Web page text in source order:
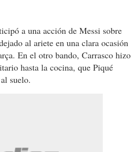
a una acción de Messi sobre
al ariete en una clara ocasión
En el otro bando, Carrasco hizo
hasta la cocina, que Piqué
suelo.